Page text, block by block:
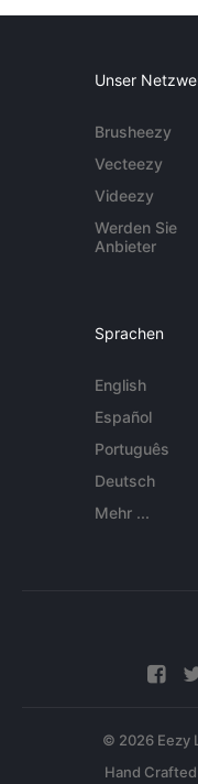
Unser
Brusheezy
Vecteezy
Videezy
Werden Sie
Anbieter
Sprachen
English
Español
Português
Deutsch
Mehr ...
© 2026 Eezy